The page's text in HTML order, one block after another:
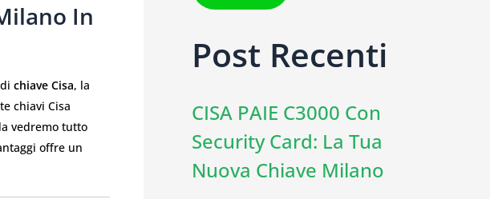
In
chiave Cisa, la
chiavi Cisa
vedremo tutto
offre un
Post Recenti
CISA PAIE C3000 Con
Security Card: La Tua
Nuova Chiave Milano